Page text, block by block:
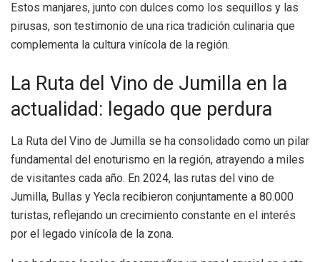
Estos manjares, junto con dulces como los sequillos y las
pirusas, son testimonio de una rica tradición culinaria que
complementa la cultura vinícola de la región.
La Ruta del Vino de Jumilla en la
actualidad: legado que perdura
La Ruta del Vino de Jumilla se ha consolidado como un pilar
fundamental del enoturismo en la región, atrayendo a miles
de visitantes cada año. En 2024, las rutas del vino de
Jumilla, Bullas y Yecla recibieron conjuntamente a 80.000
turistas, reflejando un crecimiento constante en el interés
por el legado vinícola de la zona.